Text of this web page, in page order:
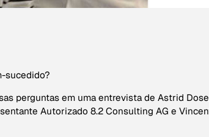
sucedido?
perguntas em uma entrevista de Astrid
Autorizado 8.2 Consulting AG e